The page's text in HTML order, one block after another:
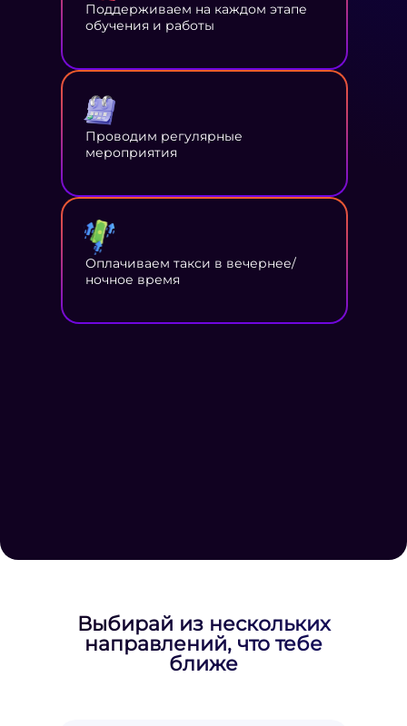
Поддерживаем на каждом этапе
обучения и работы
Проводим регулярные
мероприятия
Оплачиваем такси в вечернее/
ночное время
Выбирай из нескольких
направлений, что тебе
ближе